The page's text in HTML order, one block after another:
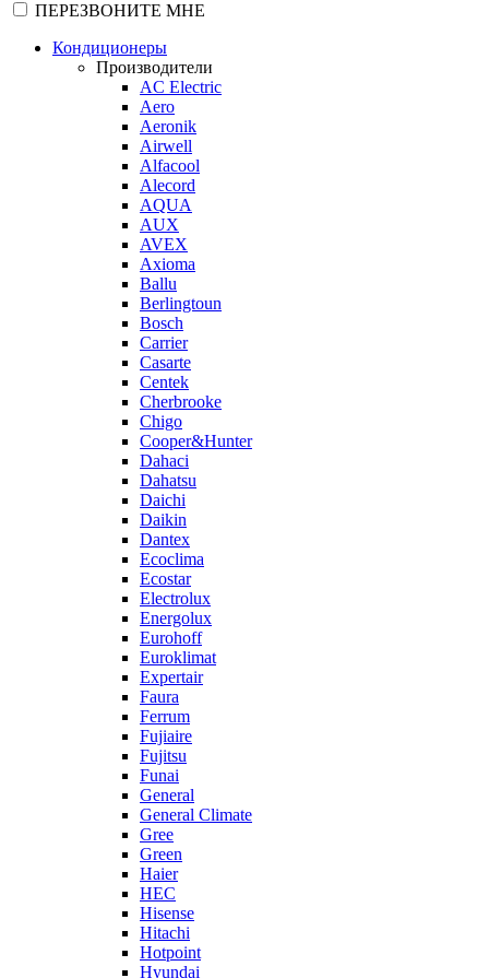
ПЕРЕЗВОНИТЕ МНЕ
Кондиционеры
Производители
AC Electric
Aero
Aeronik
Airwell
Alfacool
Alecord
AQUA
AUX
AVEX
Axioma
Ballu
Berlingtoun
Bosch
Carrier
Casarte
Centek
Cherbrooke
Chigo
Cooper&Hunter
Dahaci
Dahatsu
Daichi
Daikin
Dantex
Ecoclima
Ecostar
Electrolux
Energolux
Eurohoff
Euroklimat
Expertair
Faura
Ferrum
Fujiaire
Fujitsu
Funai
General
General Climate
Gree
Green
Haier
HEC
Hisense
Hitachi
Hotpoint
Hyundai